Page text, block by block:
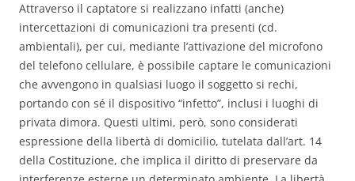
Attraverso il captatore si realizzano infatti (anche)
intercettazioni di comunicazioni tra presenti (cd.
ambientali), per cui, mediante l’attivazione del microfono
del telefono cellulare, è possibile captare le comunicazioni
che avvengono in qualsiasi luogo il soggetto si rechi,
portando con sé il dispositivo “infetto”, inclusi i luoghi di
privata dimora. Questi ultimi, però, sono considerati
espressione della libertà di domicilio, tutelata dall’art. 14
della Costituzione, che implica il diritto di preservare da